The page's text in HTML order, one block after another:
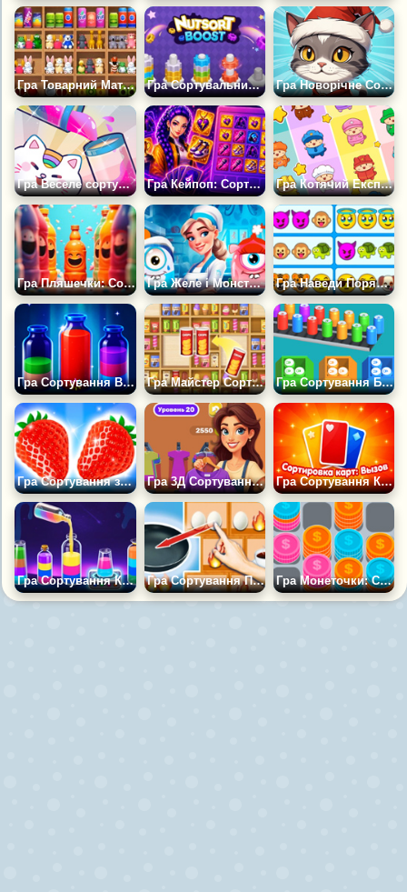
Гра Товарний Матч 3Д Гра Сортувальний Буст Гайок Гра Новорічне Сортування
Гра Веселе сортування води Гра Кейпоп: Сортуй Предмети Разом із Хантрікс Гра Котячий Експрес: Сортування кошенят
Гра Пляшечки: Сортування по Ящиках Гра Желе і Монстри: Сортування за кольорами Гра Наведи Порядок: Сортування Емодзі
Гра Сортування Води: Наповни та Упакуй Гра Майстер Сортування Товарів 3Д Гра Сортування Банок
Гра Сортування за Парами: Знайди Пару Гра 3Д Сортування Одягу Мій Магазин Гра Сортування Карт: Виклик
Гра Сортування Крапель Гра Сортування Предметів: Жіноче Життя Гра Монеточки: Сортування